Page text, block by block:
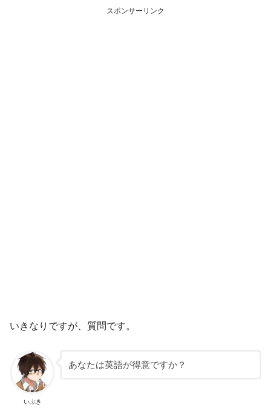
スポンサーリンク
いきなりですが、質問です。
いぶき
あなたは英語が得意ですか？